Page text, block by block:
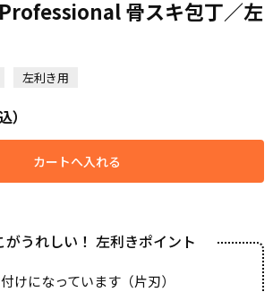
がうれしい！ 左利きポイント
けになっています（片刃）
骨スキ包丁／左
左利き用
）
カートへ入れる